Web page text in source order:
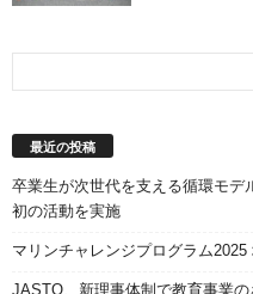
最近の投稿
卒業生が次世代を支える循環モデ
初の活動を実施
マリンチャレンジプログラム
JASTO、新理事体制で教育事業